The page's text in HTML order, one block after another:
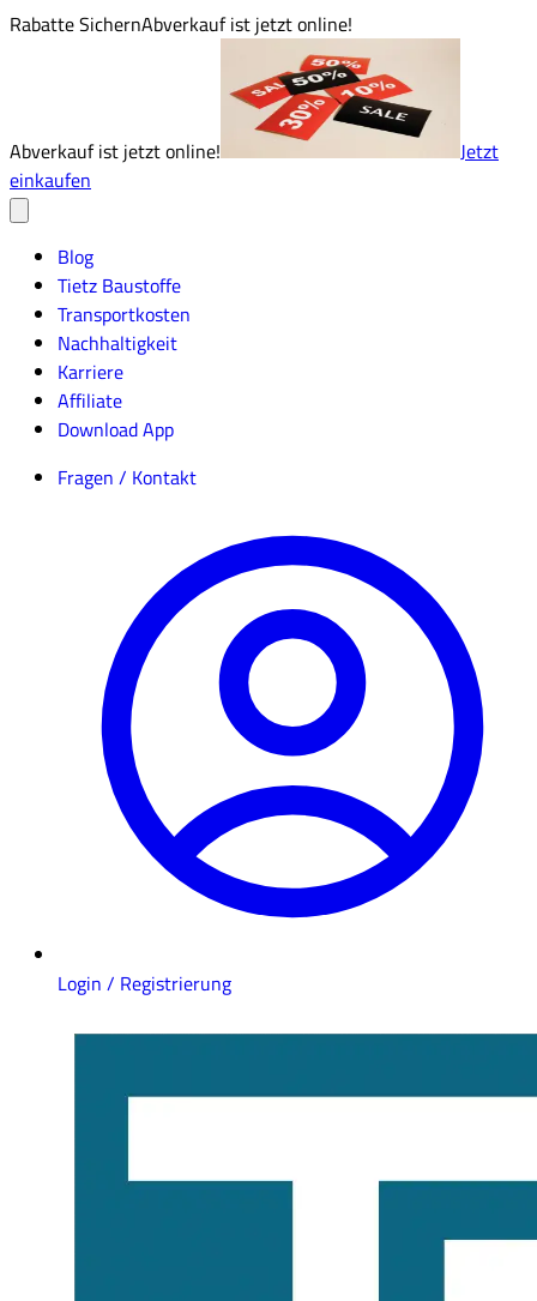
Rabatte SichernAbverkauf ist jetzt online!
Abverkauf ist jetzt online!
Jetzt
einkaufen
Blog
Tietz Baustoffe
Transportkosten
Nachhaltigkeit
Karriere
Affiliate
Download App
Fragen / Kontakt
Login / Registrierung